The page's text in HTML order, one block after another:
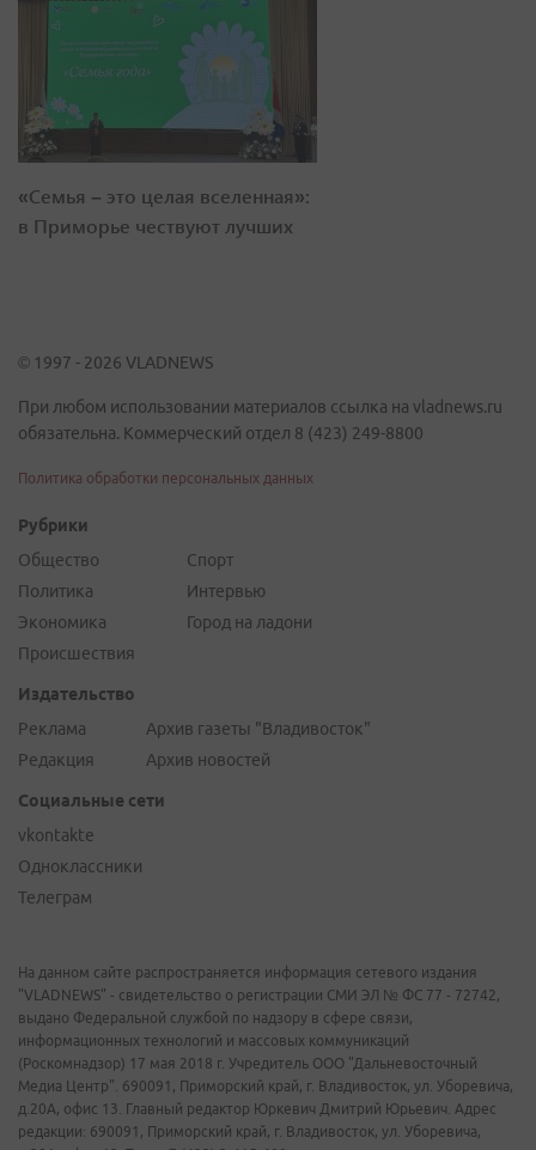
«Семья – это целая вселенная»:
в Приморье чествуют лучших
© 1997 - 2026 VLADNEWS
При любом использовании материалов ссылка на vladnews.ru
обязательна. Коммерческий отдел 8 (423) 249-8800
Политика обработки персональных данных
Рубрики
Общество
Политика
Экономика
Происшествия
Спорт
Интервью
Город на ладони
Издательство
Реклама
Редакция
Архив газеты "Владивосток"
Архив новостей
Социальные сети
vkontakte
Одноклассники
Телеграм
На данном сайте распространяется информация сетевого издания
"VLADNEWS" - свидетельство о регистрации СМИ ЭЛ № ФС 77 - 72742,
выдано Федеральной службой по надзору в сфере связи,
информационных технологий и массовых коммуникаций
(Роскомнадзор) 17 мая 2018 г. Учредитель ООО "Дальневосточный
Медиа Центр". 690091, Приморский край, г. Владивосток, ул. Уборевича,
д.20А, офис 13. Главный редактор Юркевич Дмитрий Юрьевич. Адрес
редакции: 690091, Приморский край, г. Владивосток, ул. Уборевича,